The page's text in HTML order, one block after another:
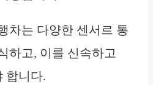
차는 다양한 센서르 통
하고, 이를 신속하고
합니다.